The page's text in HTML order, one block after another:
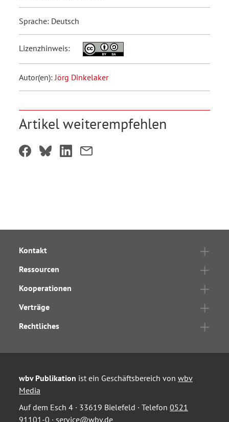
Sprache: Deutsch
Lizenzhinweis:
Autor(en):Jörg Dinkelaker
Artikel weiterempfehlen
Kontakt
Ressourcen
Kooperationen
Verträge
Rechtliches
wbv Publikation ist ein Geschäftsbereich von wbv
Media
Auf dem Esch 4 · 33619 Bielefeld · Telefon 0521
91101-0 · service@wbv.de